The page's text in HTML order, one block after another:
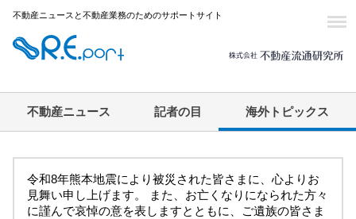
不動産ニュースと不動産業務のためのサポートサイト
不動産ニュース 記者の目 海外トピックス
令和8年熊本地震により被災された皆さまに、心よりお
見舞い申し上げます。 また、お亡くなりになられた方々
に謹んで哀悼の意を表しますとともに、ご遺族の皆さま